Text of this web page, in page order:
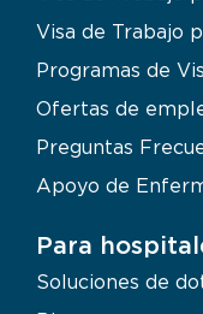
Visa de Trabajo
Programas de
Ofertas de
Preguntas
Apoyo de
Para
Soluciones de